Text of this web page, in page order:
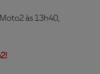
às 13h40,